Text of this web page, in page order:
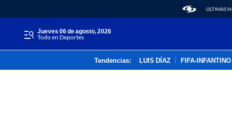
ÚLTIMAS
jueves 06 de agosto, 2026
Todo en Deportes
Tendencias: LUIS DÍAZ FIFA-INFANTINO